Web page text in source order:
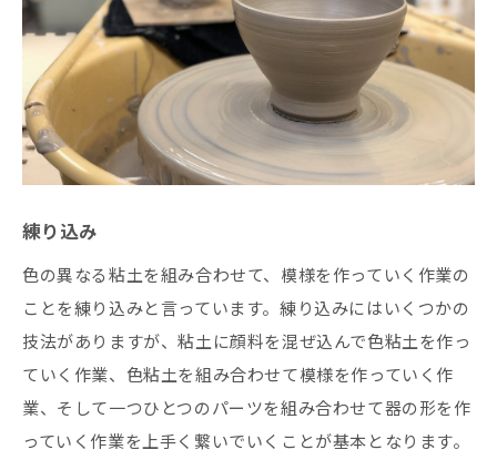
練り込み
色の異なる粘土を組み合わせて、模様を作っていく作業の
ことを練り込みと言っています。練り込みにはいくつかの
技法がありますが、粘土に顔料を混ぜ込んで色粘土を作っ
ていく作業、色粘土を組み合わせて模様を作っていく作
業、そして一つひとつのパーツを組み合わせて器の形を作
っていく作業を上手く繋いでいくことが基本となります。